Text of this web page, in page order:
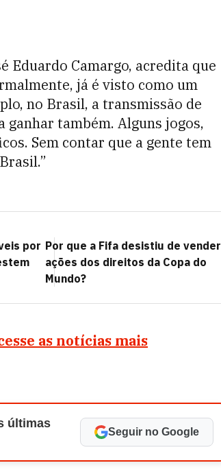
Eduardo Camargo, acredita que
já é visto como um
no Brasil, a transmissão de
também. Alguns jogos,
Sem contar que a gente tem
por Por que a Fifa desistiu de vender
ações dos direitos da Copa do
Mundo?
as notícias mais
últimas
Seguir no Google